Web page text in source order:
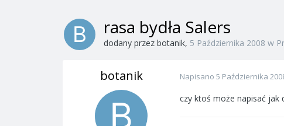
rasa bydła Salers
dodany przez botanik, 5 Października 2008 w
botanik Napisano 5 Października
czy ktoś może napisać jak